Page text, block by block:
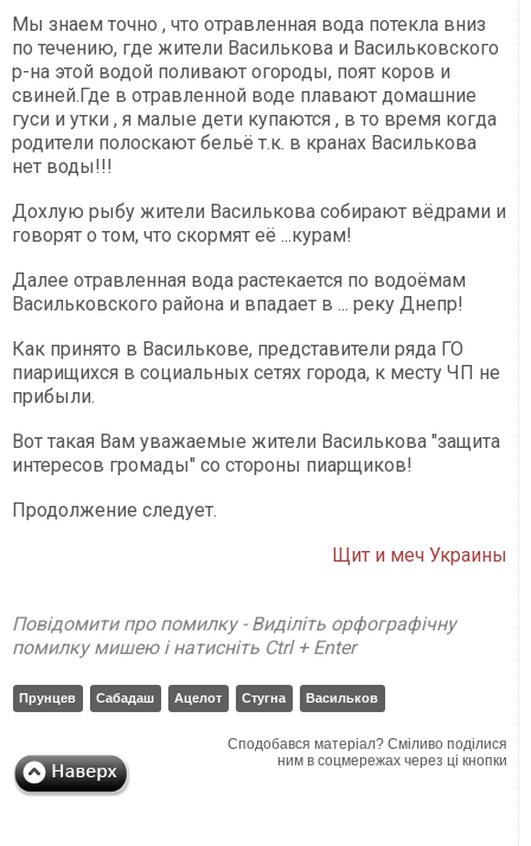
Мы знаем точно , что отравленная вода потекла вниз
по течению, где жители Василькова и Васильковского
р-на этой водой поливают огороды, поят коров и
свиней.Где в отравленной воде плавают домашние
гуси и утки , я малые дети купаются , в то время когда
родители полоскают бельё т.к. в кранах Василькова
нет воды!!!
Дохлую рыбу жители Василькова собирают вёдрами и
говорят о том, что скормят её ...курам!
Далее отравленная вода растекается по водоёмам
Васильковского района и впадает в ... реку Днепр!
Как принято в Василькове, представители ряда ГО
пиарищихся в социальных сетях города, к месту ЧП не
прибыли.
Вот такая Вам уважаемые жители Василькова "защита
интересов громады" со стороны пиарщиков!
Продолжение следует.
Щит и меч Украины
Повідомити про помилку - Виділіть орфографічну
помилку мишею і натисніть Ctrl + Enter
Прунцев Сабадаш Ацелот Стугна Васильков
Сподобався матеріал? Сміливо поділися
ним в соцмережах через ці кнопки